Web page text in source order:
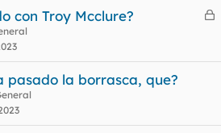
C
r
con Troy Mcclure?
pasado la borrasca, que?